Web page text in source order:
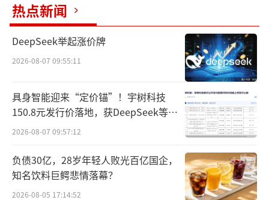
58好借被曝变相收取砍头息。
1月29日，消费者在人民网“人民投诉”平
台投诉称，1月25日，该消费者在58好借APP申
请2万元借款。资金于当日16时55分到账，但在
17时26分，另一家名为“上海闪态网络技术有
限公司”（简称“闪态网络”）的账户划走了1
500元。1月29日上午，该消费者又通过58好借
APP申请2万元借款。资金于当日10时54分到
账，11月26日，闪态网络的账户又从中划走15
热点新闻
DeepSeek举起涨价牌
2026-08-07 09:55:11
具身智能迎来“定价锚”！宇树科技
150.8元发行价落地，获DeepSeek等豪
华战配加持
2026-08-07 09:57:12
负债30亿，28岁年轻人败光百亿国企，
知名饮料巨鳄悲情落幕？
2026-08-05 17:14:52